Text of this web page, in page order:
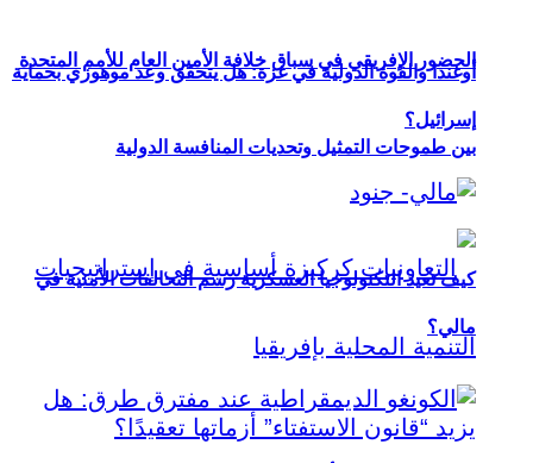
الحضور الإفريقي في سباق خلافة الأمين العام للأمم المتحدة
بين طموحات التمثيل وتحديات المنافسة الدولية
أوغندا والقوة الدولية في غزة: هل يتحقق وعد موهوزي بحماية
إسرائيل؟
كيف تعيد التكنولوجيا العسكرية رسم التحالفات الأمنية في
مالي؟